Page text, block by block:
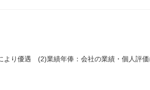
より優遇 (2)業績年俸：会社の業績・個人評